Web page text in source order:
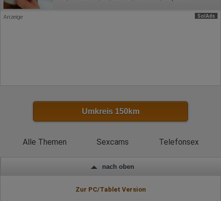
Welche Videos angeschaut?
Wurden Werbebanner angeklickt?
Daten über das Benutzerverhalten zu sammeln. Hotjar kann
auch im Rahmen von Umfragen und Feedbackfunktionen, die
Herausgeber:
Geografischer Standort
SolAds
Anzeige
Umkreis 150km
Alle Themen Sexcams Telefonsex
nach oben
Zur PC/Tablet Version